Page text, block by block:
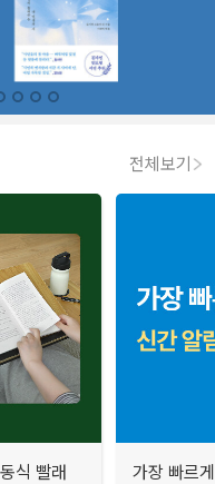
전체보기
식 빨래
가장 빠르